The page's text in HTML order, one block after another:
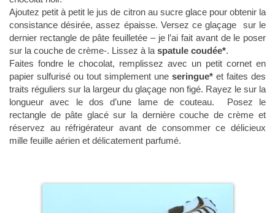
Ajoutez petit à petit le jus de citron au sucre glace pour obtenir la
consistance désirée, assez épaisse. Versez ce glaçage sur le
dernier rectangle de pâte feuilletée – je l’ai fait avant de le poser
sur la couche de crème-. Lissez à laspatule coudée*.
Faites fondre le chocolat, remplissez avec un petit cornet en
papier sulfurisé ou tout simplement une seringue* et faites des
traits réguliers sur la largeur du glaçage non figé. Rayez le sur la
longueur avec le dos d’une lame de couteau. Posez le
rectangle de pâte glacé sur la dernière couche de crème et
réservez au réfrigérateur avant de consommer ce délicieux
mille feuille aérien et délicatement parfumé.